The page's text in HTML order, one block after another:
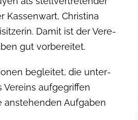
Kassen­wart, Christi­na
Damit ist der Vere­
gut vorbereitet.
begleit­et, die unter­
aufge­grif­f­en
anste­hen­den Auf­gaben